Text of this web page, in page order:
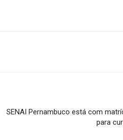
SENAI Pernambuco está com
para